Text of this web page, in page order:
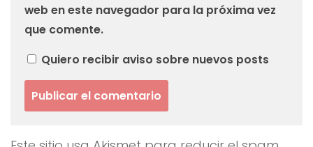
web en este navegador para la próxima vez
que comente.
Quiero recibir aviso sobre nuevos posts